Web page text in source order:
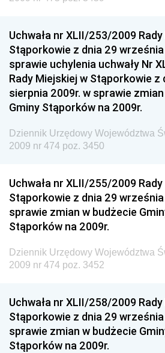
Dziennik Urzędowy Ministra
Dziennik Urzędowy Ministra
Regionalnej
Dziennik Urzędowy Ministra
Dziennik Urzędowy Ministra
Dziennik Urzędowy Ministra
Inspektora Ochrony Środowiska
Dziennik Urzędowy
Narodowego i Sportu
Dziennik Urzędowy Ministra
Dziennik Urzędowy Ministra
Dziennik Urzędowy Ministra
Narodowego i Sportu
Dziennik Urzędowy Ministra
Społecznej
Uchwała nr XLII/253/2009
Stąporkowie z dnia 29
sprawie uchylenia uchwały Nr
Rady Miejskiej w Stąporkowie z
sierpnia 2009r. w sprawie
Gminy Stąporków na 2009r.
Dziennik Urzędowy Województwa
2009 nr 474 poz. 3450
Uchwała nr XLII/255/2009
Stąporkowie z dnia 29
sprawie zmian w budżecie
Stąporków na 2009r.
Dziennik Urzędowy Województwa
2009 nr 474 poz. 3452
Uchwała nr XLII/258/2009
Stąporkowie z dnia 29
sprawie zmian w budżecie
Stąporków na 2009r.